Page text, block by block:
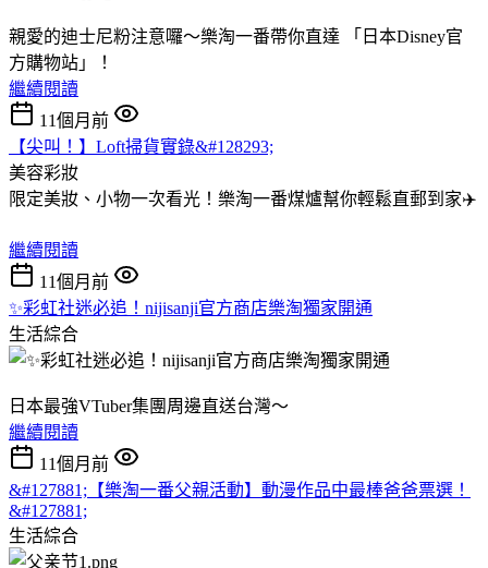
親愛的迪士尼粉注意囉～樂淘一番帶你直達 「日本Disney官
方購物站」！
繼續閱讀
11個月前
【尖叫！】Loft掃貨實錄&#128293;
美容彩妝
限定美妝、小物一次看光！樂淘一番煤爐幫你輕鬆直郵到家✈️
繼續閱讀
11個月前
✨彩虹社迷必追！nijisanji官方商店樂淘獨家開通
生活綜合
日本最強VTuber集團周邊直送台灣～
繼續閱讀
11個月前
&#127881;【樂淘一番父親活動】動漫作品中最棒爸爸票選！
&#127881;
生活綜合